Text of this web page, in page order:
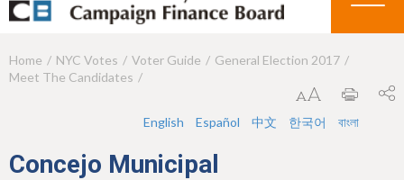
Y
a
Home NYC Votes Voter Guide
General Election 2017
Meet The Candidates
English Español 中文 한국어 বাংলা
Concejo Municipal